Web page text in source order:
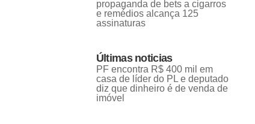
propaganda de bets a cigarros
e remédios alcança 125
assinaturas
Últimas noticias
PF encontra R$ 400 mil em
casa de líder do PL e deputado
diz que dinheiro é de venda de
imóvel